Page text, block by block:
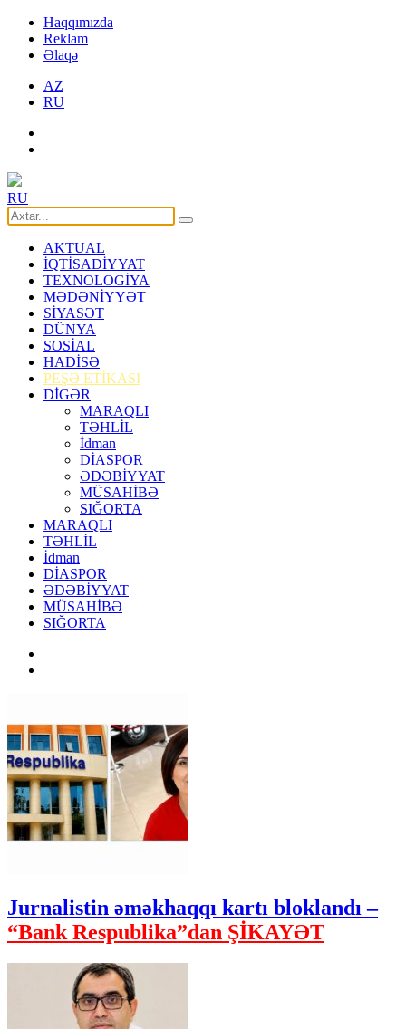
Haqqımızda
Reklam
Əlaqə
AZ
RU
RU
AKTUAL
İQTİSADİYYAT
TEXNOLOGİYA
MƏDƏNİYYƏT
SİYASƏT
DÜNYA
SOSİAL
HADİSƏ
PEŞƏ ETİKASI
DİGƏR
MARAQLI
TƏHLİL
İdman
DİASPOR
ƏDƏBİYYAT
MÜSAHİBƏ
SIĞORTA
MARAQLI
TƏHLİL
İdman
DİASPOR
ƏDƏBİYYAT
MÜSAHİBƏ
SIĞORTA
Jurnalistin əməkhaqqı kartı bloklandı –
“Bank Respublika”dan ŞİKAYƏT